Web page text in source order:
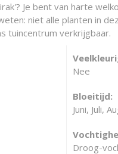
Je bent van harte
niet alle planten in
tuincentrum verkrijgbaar.
Nee
Bloeitijd:
Juni, Juli,
Droog-